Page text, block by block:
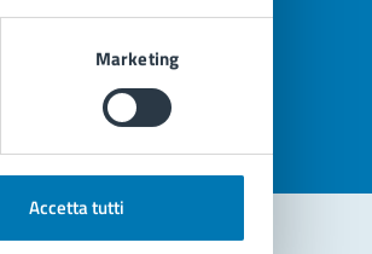
Marketing
Accetta tutti